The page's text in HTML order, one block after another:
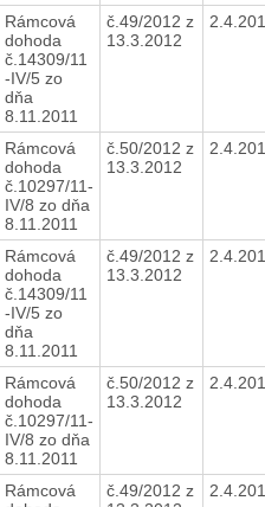
Rámcová
dohoda
č.14309/11
-IV/5 zo
dňa
8.11.2011
č.49/2012 z
13.3.2012
Rámcová
dohoda
č.10297/11-
IV/8 zo dňa
8.11.2011
č.50/2012 z
13.3.2012
Rámcová
dohoda
č.14309/11
-IV/5 zo
dňa
8.11.2011
č.49/2012 z
13.3.2012
Rámcová
dohoda
č.10297/11-
IV/8 zo dňa
8.11.2011
č.50/2012 z
13.3.2012
Rámcová
č.49/2012 z